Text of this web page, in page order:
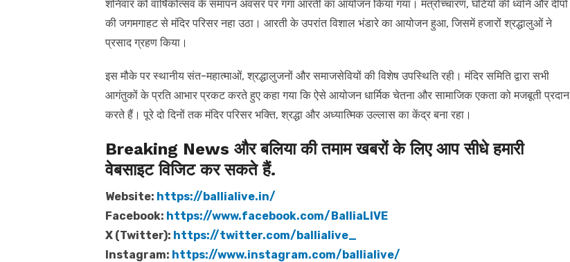
शनिवार को वार्षिकोत्सव के समापन अवसर पर गंगा आरती का आयोजन किया गया। मंत्रोच्चारण, घंटियों की ध्वनि और दीपों
की जगमगाहट से मंदिर परिसर नहा उठा। आरती के उपरांत विशाल भंडारे का आयोजन हुआ, जिसमें हजारों श्रद्धालुओं ने
प्रसाद ग्रहण किया।
इस मौके पर स्थानीय संत-महात्माओं, श्रद्धालुजनों और समाजसेवियों की विशेष उपस्थिति रही। मंदिर समिति द्वारा सभी
आगंतुकों के प्रति आभार प्रकट करते हुए कहा गया कि ऐसे आयोजन धार्मिक चेतना और सामाजिक एकता को मजबूती प्रदान
करते हैं। पूरे दो दिनों तक मंदिर परिसर भक्ति, श्रद्धा और अध्यात्मिक उल्लास का केंद्र बना रहा।
Breaking News और बलिया की तमाम खबरों के लिए आप सीधे हमारी
वेबसाइट विजिट कर सकते हैं.
Website: https://ballialive.in/
Facebook: https://www.facebook.com/BalliaLIVE
X (Twitter): https://twitter.com/ballialive_
Instagram: https://www.instagram.com/ballialive/